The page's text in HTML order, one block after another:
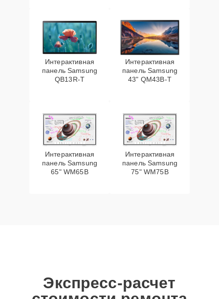
Интерактивная
панель Samsung
QB13R-T
Интерактивная
панель Samsung
43" QM43B-T
Интерактивная
панель Samsung
65" WM65B
Интерактивная
панель Samsung
75" WM75B
Экспресс-расчет